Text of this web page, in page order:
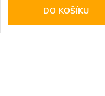
DO KOŠÍKU